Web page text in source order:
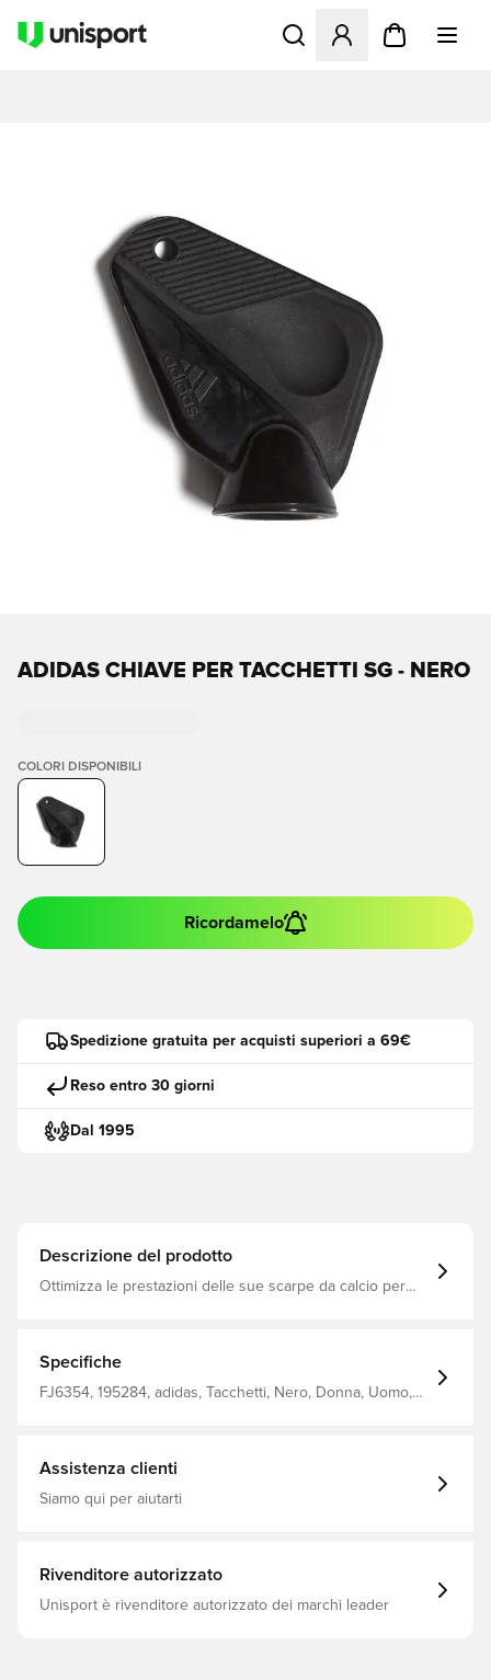
Apre una finestra modale
ADIDAS CHIAVE PER TACCHETTI SG - NERO
COLORI DISPONIBILI
Ricordamelo
Spedizione gratuita per acquisti superiori a 69€
Reso entro 30 giorni
Dal 1995
Descrizione del prodotto
Ottimizza le prestazioni delle sue scarpe da calcio per
resistente. 100 alluminio Taglia unica per tutti Chiave per
tacchetti adatta per scarpe su terreni accidentati.
Specifiche
FJ6354, 195284, adidas, Tacchetti, Nero, Donna, Uomo,
Assistenza clienti
Siamo qui per aiutarti
Rivenditore autorizzato
Unisport è rivenditore autorizzato dei marchi leader